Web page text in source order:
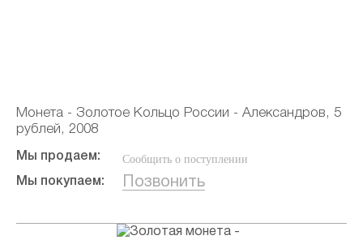
Монета - Золотое Кольцо России - Александров, 5
рублей, 2008
Мы продаем: Сообщить о поступлении
Мы покупаем: Позвонить